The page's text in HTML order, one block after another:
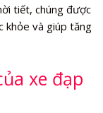
tiết, chúng được
khỏe và giúp tăng
xe đạp